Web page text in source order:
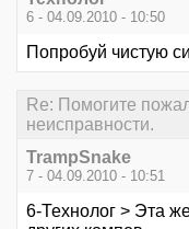
6 - 04.09.2010 - 10:50
Попробуй чистую
Re: Помогите
неисправности.
TrampSnake
7 - 04.09.2010 - 10:51
6-Технолог > Эта